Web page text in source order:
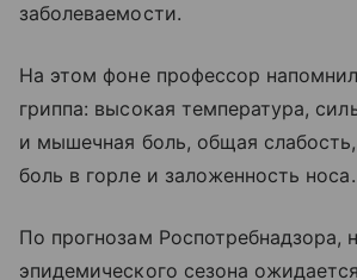
заболеваемости.
На этом фоне профессор
гриппа: высокая температура,
и мышечная боль, общая
боль в горле и заложенность носа.
По прогнозам Роспотребнадзора,
эпидемического сезона